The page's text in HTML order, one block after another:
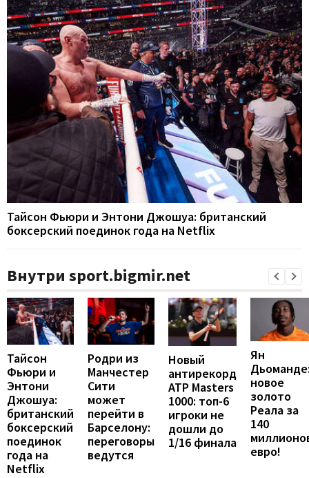
Тайсон Фьюри и Энтони Джошуа: британский
боксерский поединок года на Netflix
Внутри sport.bigmir.net
Тайсон
Фьюри и
Энтони
Джошуа:
британский
боксерский
поединок
года на
Netflix
Родри из
Манчестер
Сити
может
перейти в
Барселону:
переговоры
ведутся
Новый
антирекорд
ATP Masters
1000: топ-6
игроки не
дошли до
1/16 финала
Ян
новое
золото
Реала за
140
евро!